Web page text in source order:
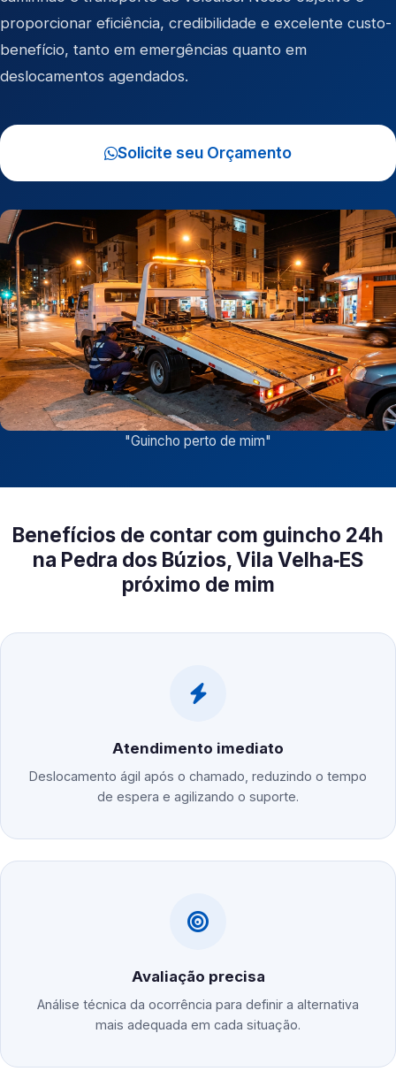
proporcionar eficiência, credibilidade e excelente custo-
benefício, tanto em emergências quanto em
deslocamentos agendados.
Solicite seu Orçamento
"Guincho perto de mim"
Benefícios de contar com guincho 24h
na Pedra dos Búzios, Vila Velha‑ES
próximo de mim
Atendimento imediato
Deslocamento ágil após o chamado, reduzindo o tempo
de espera e agilizando o suporte.
Avaliação precisa
Análise técnica da ocorrência para definir a alternativa
mais adequada em cada situação.